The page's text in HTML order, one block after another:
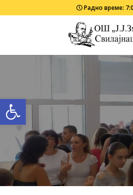
Open toolbar
Радно време: